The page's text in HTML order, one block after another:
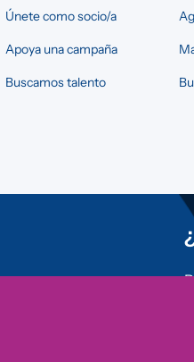
Únete como socio/a
Apoya una campaña
Buscamos talento